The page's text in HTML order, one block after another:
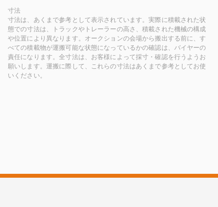
寸法
寸法は、あくまで参考として表示されています。実際に積載された状
態での寸法は、トラックやトレーラーの高さ、積載された機械の構成
や位置により異なります。オークションの会場から搬出する前に、す
べての積載物が運搬可能な状態になっているかの確認は、バイヤーの
責任になります。全寸法は、お客様によって採寸・確認を行うようお
願いします。運搬に際して、これらの寸法はあくまで参考としてお使
いください。